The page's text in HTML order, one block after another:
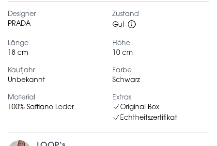
Designer
PRADA
Zustand
Gut
Länge
18 cm
Höhe
10 cm
Kaufjahr
Unbekannt
Farbe
Schwarz
Material
100% Saffiano Leder
Extras
Original Box
Echtheitszertifikat